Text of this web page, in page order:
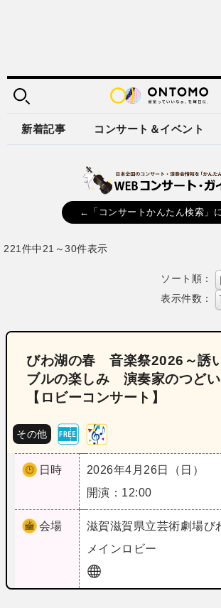
新着記事 コンサート＆イベント
←「コンサートかんたん検索」
221件中21～30件表示
ソート順：
表示件数：
びわ湖の春 音楽祭2026～誘
ブルの楽しみ 演奏家のつど
【ロビーコンサート】
その他
日時
2026年4月26日（日）
開演：12:00
会場 滋賀滋賀県立芸術劇場び
メインロビー